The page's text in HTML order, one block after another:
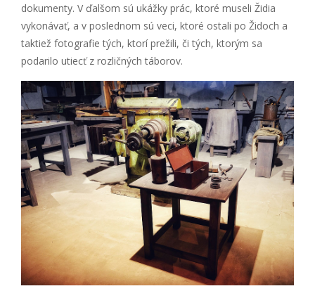
dokumenty. V ďalšom sú ukážky prác, ktoré museli Židia
vykonávať, a v poslednom sú veci, ktoré ostali po Židoch a
taktiež fotografie tých, ktorí prežili, či tých, ktorým sa
podarilo utiecť z rozličných táborov.